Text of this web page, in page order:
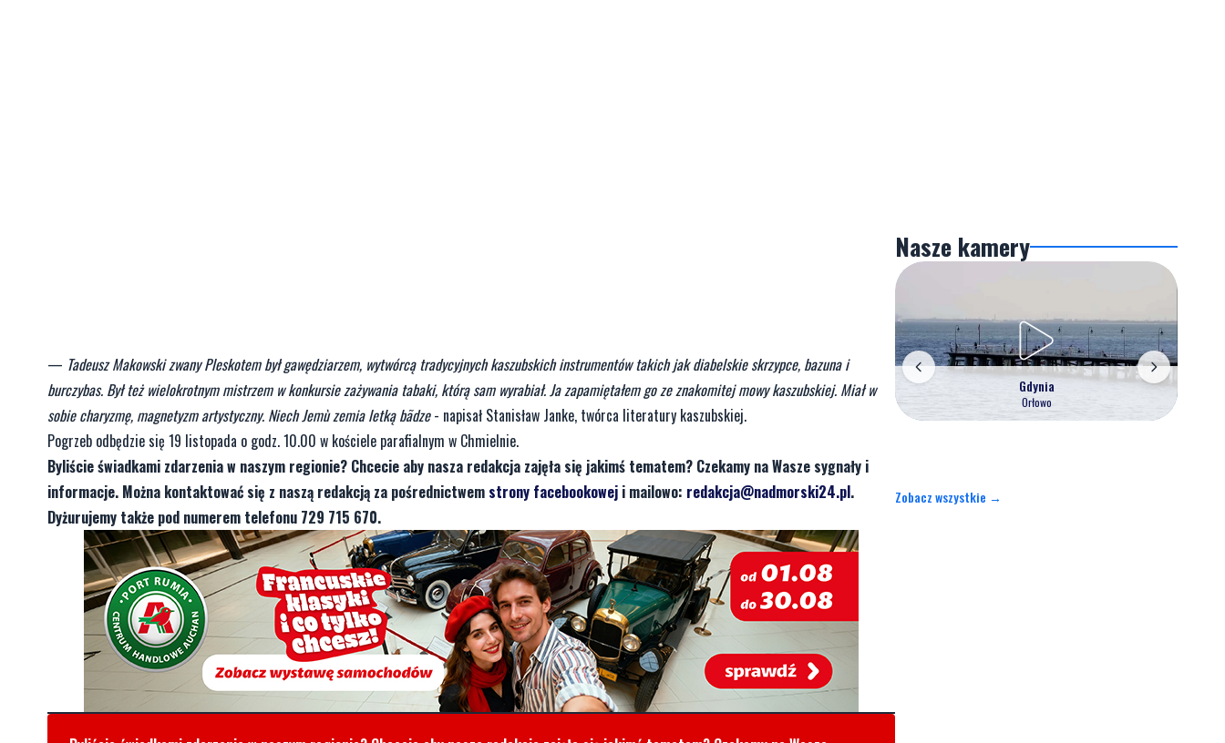
— Tadeusz Makowski zwany Pleskotem był gawędziarzem, wytwórcą tradycyjnych kaszubskich instrumentów takich jak diabelskie skrzypce, bazuna i
burczybas. Był też wielokrotnym mistrzem w konkursie zażywania tabaki, którą sam wyrabiał. Ja zapamiętałem go ze znakomitej mowy kaszubskiej. Miał w
sobie charyzmę, magnetyzm artystyczny. Niech Jemù zemia letką bãdze- napisał Stanisław Janke, twórca literatury kaszubskiej.
Pogrzeb odbędzie się 19 listopada o godz. 10.00 w kościele parafialnym w Chmielnie.
Byliście świadkami zdarzenia w naszym regionie? Chcecie aby nasza redakcja zajęła się jakimś tematem? Czekamy na Wasze sygnały i
informacje. Można kontaktować się z naszą redakcją za pośrednictwem strony facebookowej i mailowo: redakcja@nadmorski24.pl.
Dyżurujemy także pod numerem telefonu 729 715 670.
Nasze kamery
Gdynia
Orłowo
Zobacz wszystkie →